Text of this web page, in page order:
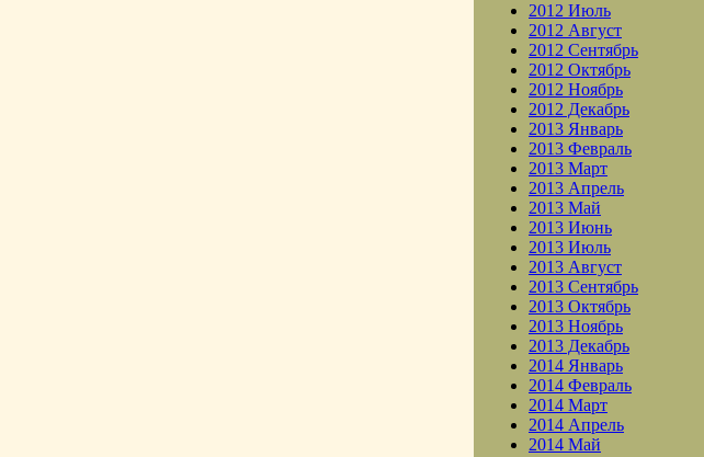
2012 Июль
2012 Август
2012 Сентябрь
2012 Октябрь
2012 Ноябрь
2012 Декабрь
2013 Январь
2013 Февраль
2013 Март
2013 Апрель
2013 Май
2013 Июнь
2013 Июль
2013 Август
2013 Сентябрь
2013 Октябрь
2013 Ноябрь
2013 Декабрь
2014 Январь
2014 Февраль
2014 Март
2014 Апрель
2014 Май